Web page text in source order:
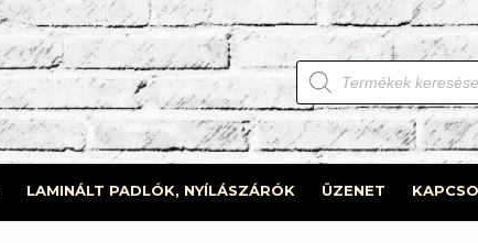
Products
search
LAMINÁLT PADLÓK, NYÍLÁSZÁRÓK ÜZENET